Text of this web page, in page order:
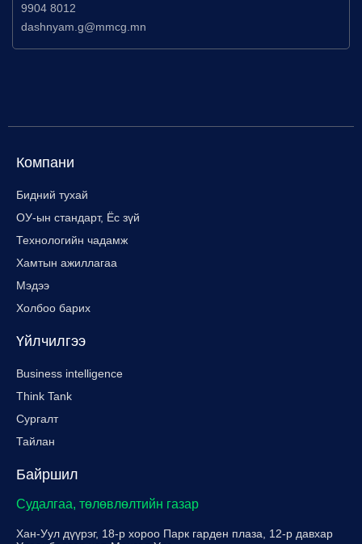
9904 8012
dashnyam.g@mmcg.mn
Компани
Бидний тухай
ОУ-ын стандарт, Ёс зүй
Технологийн чадамж
Хамтын ажиллагаа
Мэдээ
Холбоо барих
Үйлчилгээ
Business intelligence
Think Tank
Сургалт
Тайлан
Байршил
Судалгаа, төлөвлөлтийн газар
Хан-Уул дүүрэг, 18-р хороо Парк гарден плаза, 12-р давхар